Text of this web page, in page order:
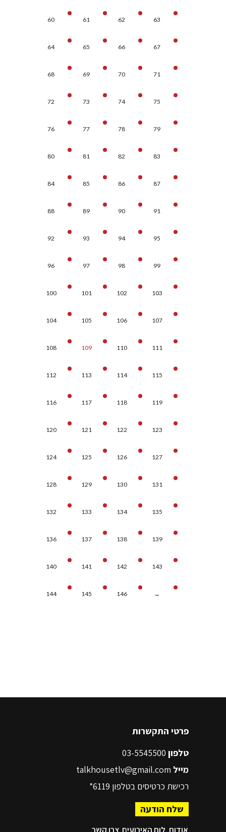
60 61 62 63
64 65 66 67
68 69 70 71
72 73 74 75
76 77 78 79
80 81 82 83
84 85 86 87
88 89 90 91
92 93 94 95
96 97 98 99
100 101 102 103
104 105 106 107
108 109 110 111
112 113 114 115
116 117 118 119
120 121 122 123
124 125 126 127
128 129 130 131
132 133 134 135
136 137 138 139
140 141 142 143
144 145 146 →
פרטי התקשרות
טלפון
מייל talkhousetlv@gmail.com
רכישת כרטיסים בטלפון 6119*
שלח הודעה